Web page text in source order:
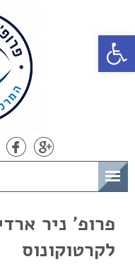
פתח סרגל נגישות
פרופ' ניר
לקרטוקונוס